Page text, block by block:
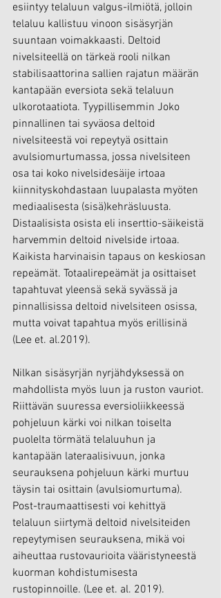
esiintyy telaluun valgus-ilmiötä, jolloin
telaluu kallistuu vinoon sisäsyrjän
suuntaan voimakkaasti. Deltoid
nivelsiteellä on tärkeä rooli nilkan
stabilisaattorina sallien rajatun määrän
kantapään eversiota sekä telaluun
ulkorotaatiota. Tyypillisemmin Joko
pinnallinen tai syväosa deltoid
nivelsiteestä voi repeytyä osittain
avulsiomurtumassa, jossa nivelsiteen
osa tai koko nivelsidesäije irtoaa
kiinnityskohdastaan luupalasta myöten
mediaalisesta (sisä)kehräsluusta.
Distaalisista osista eli inserttio-säikeistä
harvemmin deltoid nivelside irtoaa.
Kaikista harvinaisin tapaus on keskiosan
repeämät. Totaalirepeämät ja osittaiset
tapahtuvat yleensä sekä syvässä ja
pinnallisissa deltoid nivelsiteen osissa,
mutta voivat tapahtua myös erillisinä
(Lee et. al.2019).
Nilkan sisäsyrjän nyrjähdyksessä on
mahdollista myös luun ja ruston vauriot.
Riittävän suuressa eversioliikkeessä
pohjeluun kärki voi nilkan toiselta
puolelta törmätä telaluuhun ja
kantapään lateraalisivuun, jonka
seurauksena pohjeluun kärki murtuu
täysin tai osittain (avulsiomurtuma).
Post-traumaattisesti voi kehittyä
telaluun siirtymä deltoid nivelsiteiden
repeytymisen seurauksena, mikä voi
aiheuttaa rustovaurioita vääristyneestä
kuorman kohdistumisesta
rustopinnoille. (Lee et. al. 2019).